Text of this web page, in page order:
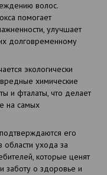
волос.
помогает
улучшает
долговременному
экологически
вредные химические
и фталаты, что делает
на самых
его
ухода за
которые ценят
заботу о здоровье и